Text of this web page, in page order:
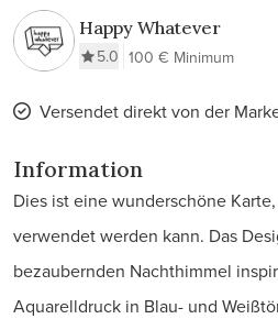
Happy Whatever
5.0 100 € Minimum
Versendet direkt von der
Information
Dies ist eine wunderschöne
verwendet werden kann. Das
bezaubernden Nachthimmel
Aquarelldruck in Blau- und